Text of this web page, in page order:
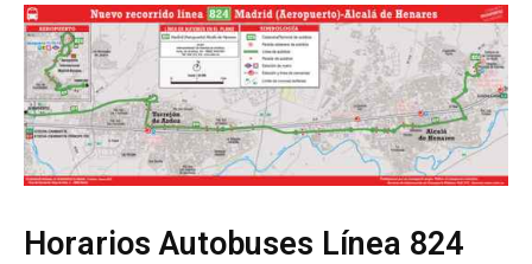
Horarios Autobuses Línea 824